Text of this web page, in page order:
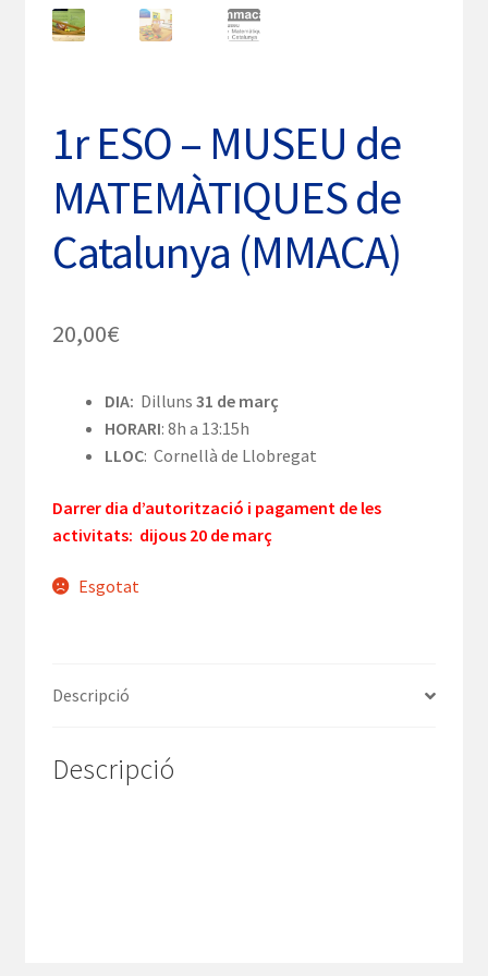
1r ESO – MUSEU de
MATEMÀTIQUES de
Catalunya (MMACA)
20,00€
DIA: Dilluns 31 de març
HORARI: 8h a 13:15h
LLOC: Cornellà de Llobregat
Darrer dia d’autorització i pagament de les
activitats: dijous 20 de març
Esgotat
Descripció
Descripció